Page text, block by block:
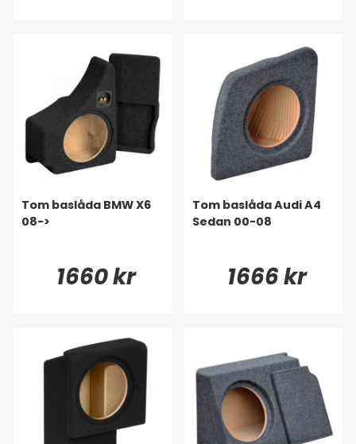
Tom baslåda BMW X6
08->
1660 kr
Tom baslåda Audi A4
Sedan 00-08
1666 kr